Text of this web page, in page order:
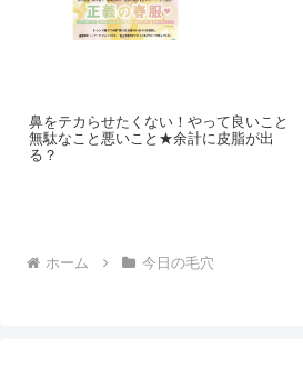
鼻をテカらせたくない！やって良いこと
無駄なこと悪いこと★余計に皮脂が出
る？
ホーム 今日の毛穴